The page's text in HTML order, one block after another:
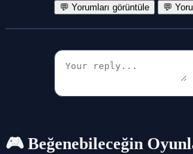
💬 Yorumları görüntüle 💬
🎮 Beğenebileceğin